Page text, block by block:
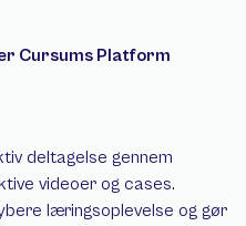
Cursums Platform
deltagelse gennem
videoer og cases.
læringsoplevelse og gør